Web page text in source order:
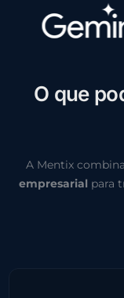
O que po
A Mentix combina
empresarial para